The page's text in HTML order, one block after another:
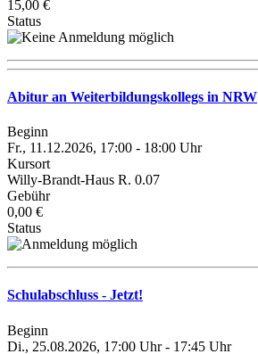
15,00 €
Status
Abitur an Weiterbildungskollegs in NRW
Beginn
Fr., 11.12.2026, 17:00 - 18:00 Uhr
Kursort
Willy-Brandt-Haus R. 0.07
Gebühr
0,00 €
Status
Schulabschluss - Jetzt!
Beginn
Di., 25.08.2026, 17:00 Uhr - 17:45 Uhr